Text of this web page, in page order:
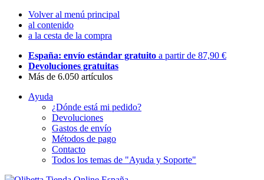
Volver al menú principal
al contenido
a la cesta de la compra
España: envío estándar gratuito a partir de 87,90 €
Devoluciones gratuitas
Más de 6.050 artículos
Ayuda
¿Dónde está mi pedido?
Devoluciones
Gastos de envío
Métodos de pago
Contacto
Todos los temas de "Ayuda y Soporte"